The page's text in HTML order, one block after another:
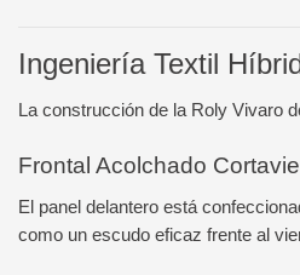
Ingeniería Textil
La construcción de la Roly Vivaro
Frontal Acolchado
El panel delantero está
como un escudo eficaz frente al